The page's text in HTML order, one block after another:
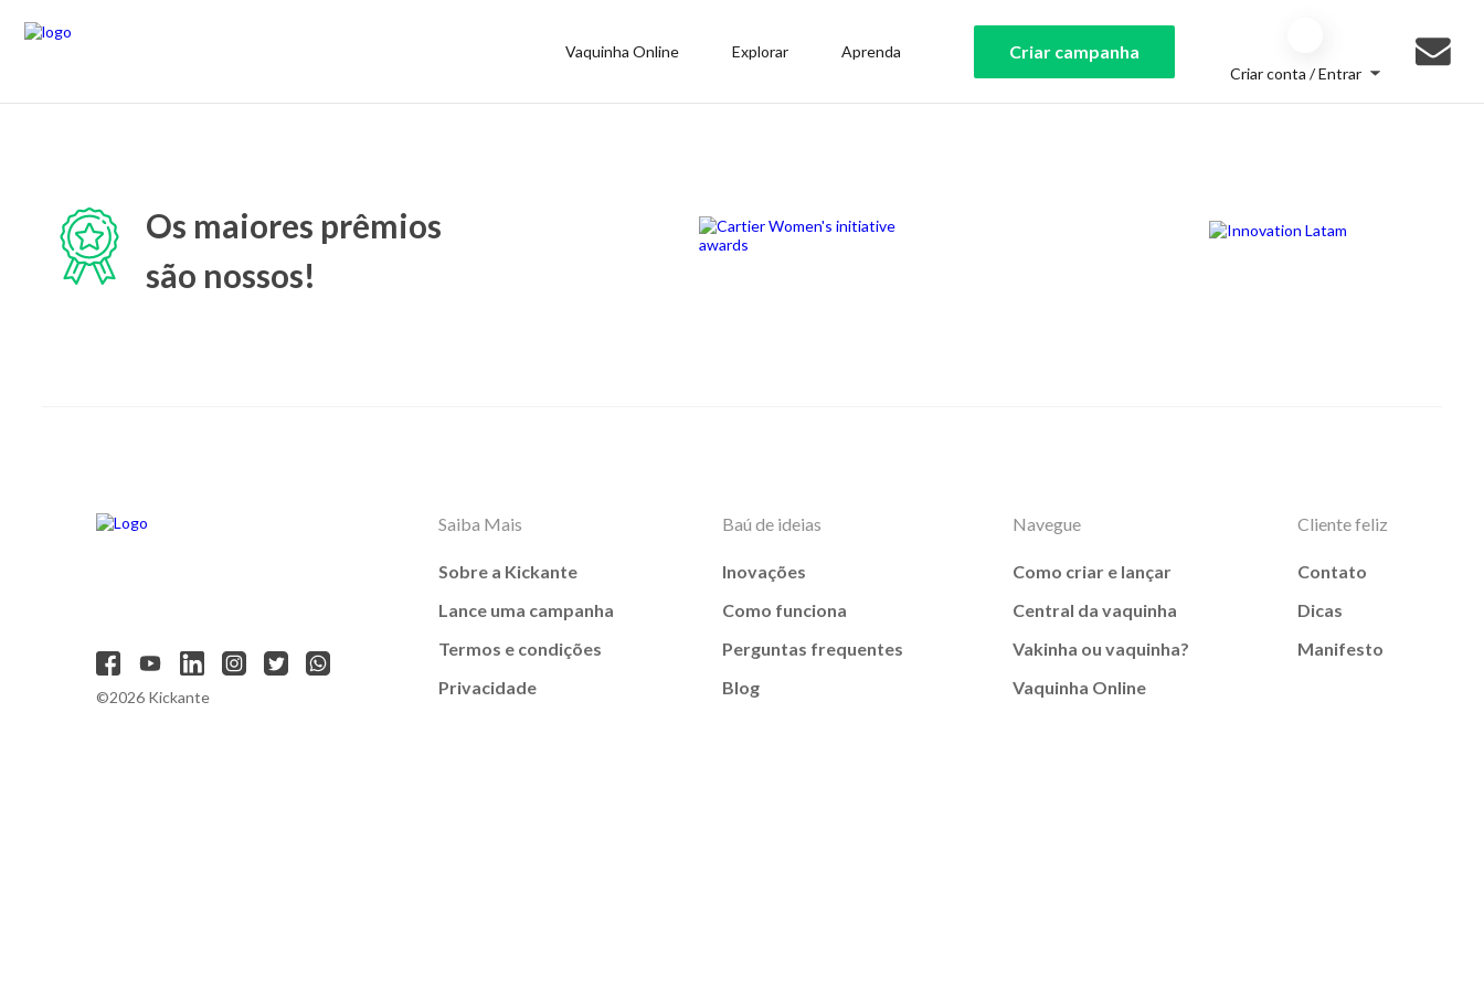
Vaquinha Online Explorar Aprenda Criar campanha
Criar conta / Entrar
Os maiores prêmios
são nossos!
©2026 Kickante
Saiba Mais
Sobre a Kickante
Lance uma campanha
Termos e condições
Privacidade
Baú de ideias
Inovações
Como funciona
Perguntas frequentes
Blog
Navegue
Como criar e lançar
Central da vaquinha
Vakinha ou vaquinha?
Vaquinha Online
Cliente feliz
Contato
Dicas
Manifesto